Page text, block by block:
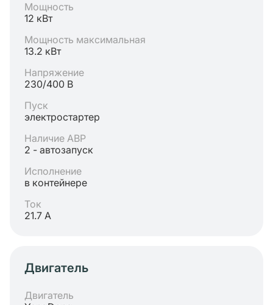
Мощность
12 кВт
Мощность максимальная
13.2 кВт
Напряжение
230/400 В
Пуск
электростартер
Наличие АВР
2 - автозапуск
Исполнение
в контейнере
Ток
21.7 А
Двигатель
Двигатель